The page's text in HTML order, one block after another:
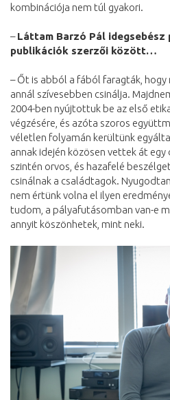
kombinációja nem túl gyakori.
–Láttam Barzó Pál
publikációk szerzői között…
– Őt is abból a fából faragták, hogy
annál szívesebben csinálja.
2004-ben nyújtottuk be az első
végzésére, és azóta szoros
véletlen folyamán kerültünk
annak idején közösen vettek át
szintén orvos, és hazafelé
csinálnak a családtagok.
nem értünk volna el ilyen
tudom, a pályafutásomban van-e
annyit köszönhetek, mint neki.